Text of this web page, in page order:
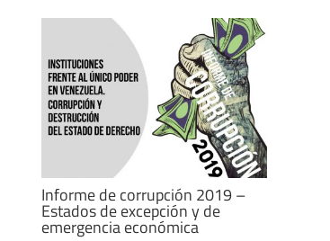
Informe de corrupción 2019 –
Estados de excepción y de
emergencia económica